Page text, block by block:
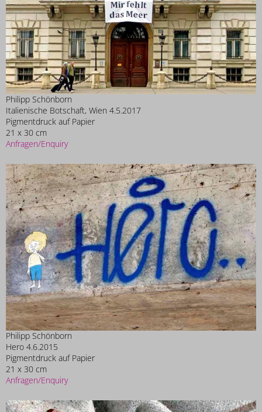
Philipp Schönborn
Italienische Botschaft, Wien 4.5.2017
Pigmentdruck auf Papier
21 x 30 cm
Anfragen/Enquiry
Philipp Schönborn
Hero 4.6.2015
Pigmentdruck auf Papier
21 x 30 cm
Anfragen/Enquiry